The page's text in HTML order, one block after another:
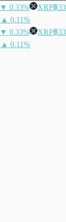
▼ 0.33% XRP฿
▲ 0.11%
▼ 0.33% XRP฿
▲ 0.11%